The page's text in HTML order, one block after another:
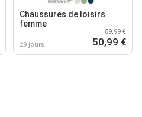
Chaussures de loisirs
femme
29 jours
89,99 €
50,99 €